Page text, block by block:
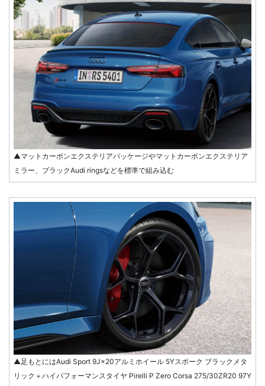
▲マットカーボンエクステリアパッケージやマットカーボンエクステリア
ミラー、ブラックAudi ringsなどを標準で組み込む
▲足もとにはAudi Sport 9J×20アルミホイール 5Yスポーク ブラックメタ
リック＋ハイパフォーマンスタイヤ Pirelli P Zero Corsa 275/30ZR20 97Y